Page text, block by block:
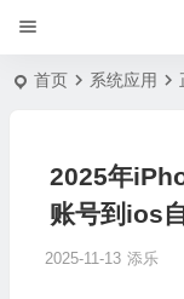
首页 系统应用
2025年
账号到ios
2025-11-13 添乐